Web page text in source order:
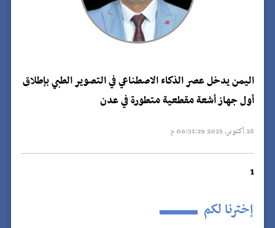
اليمن يدخل عصر الذكاء الاصطناعي في التصوير الطبي بإطلاق
أول جهاز أشعة مقطعية متطورة في عدن
28 أكتوبر, 2025 06:51:29 م
1
إخترنا لكم